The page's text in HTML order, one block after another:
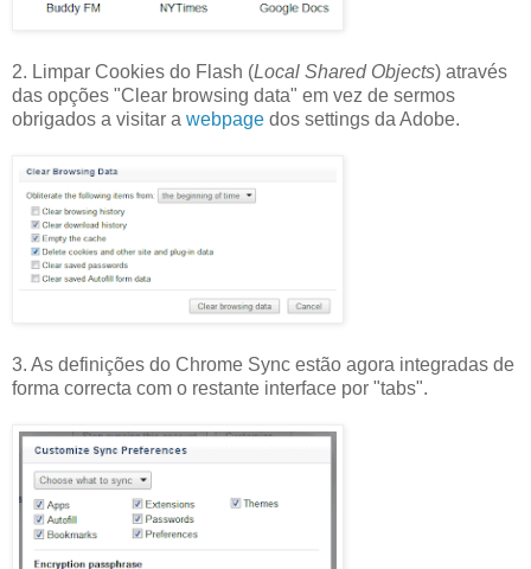
2. Limpar Cookies do Flash (Local Shared Objects) através
das opções "Clear browsing data" em vez de sermos
obrigados a visitar a webpage dos settings da Adobe.
3. As definições do Chrome Sync estão agora integradas de
forma correcta com o restante interface por "tabs".